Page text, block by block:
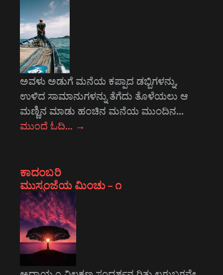
ಅವಳು ಅಡುಗೆ ಮನೆಯ ಕಪ್ಪಾದ ಡಬ್ಬಿಗಳನ್ನು,
ಉಳಿದ ಸಾಮಾನುಗಳನ್ನು ತೆಗೆದು ತೊಳೆಯಲು ಆ
ಮಣ್ಣಿನ ಮಾಡು ಹಂಚಿನ ಮನೆಯ ಮುಂದಿನ…
ಮುಂದೆ ಓದಿ… →
ಕಾದಂಬರಿ
ಮುಸ್ಸಂಜೆಯ ಮಿಂಚು – ೧